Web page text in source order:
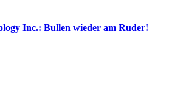
Inc.: Bullen wieder am Ruder!